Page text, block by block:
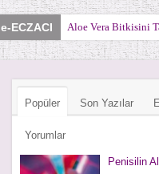
e-ECZACI Aloe Vera Bitkisini
Popüler Son Yazılar
Yorumlar
Penisilin